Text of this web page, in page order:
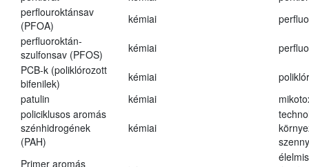
perflouroktánsav
(PFOA)
kémiai
perfluoroktán-
szulfonsav (PFOS)
kémiai
PCB-k (poliklórozott
bifenilek)
kémiai
patulin
kémiai
policiklusos aromás
szénhidrogének
(PAH)
kémiai
Primer aromás